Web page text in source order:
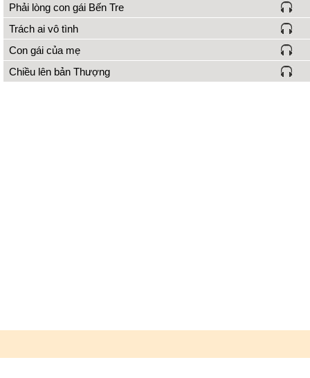
Phải lòng con gái Bến Tre
Trách ai vô tình
Con gái của mẹ
Chiều lên bản Thượng